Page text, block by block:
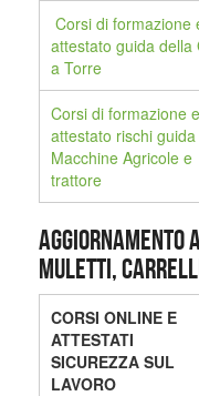
Corsi di formazione
attestato guida della
a Torre
Corsi di formazione e
attestato rischi guida
Macchine Agricole e
trattore
AGGIORNAMENTO
MULETTI,
CORSI ONLINE E
ATTESTATI
SICUREZZA SUL
LAVORO